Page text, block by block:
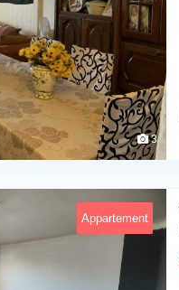
3
Appartement